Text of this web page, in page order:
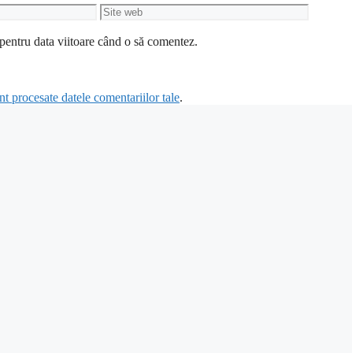
Site
web
data viitoare când o să comentez.
procesate datele comentariilor tale.